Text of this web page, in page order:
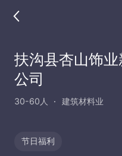
扶沟县杏山饰
公司
30-60人 建筑材料业
节日福利